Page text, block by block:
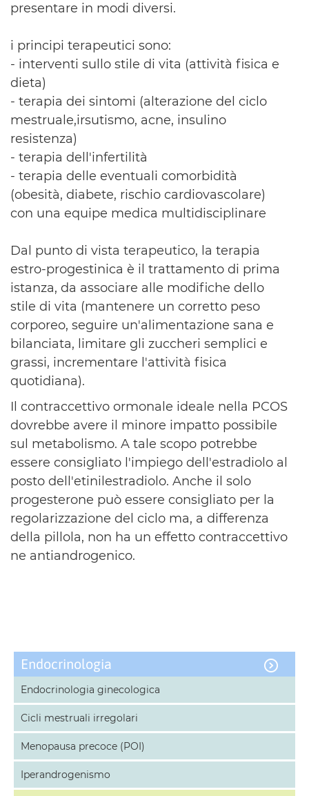
Endocrinologia
Endocrinologia ginecologica
Cicli mestruali irregolari
Menopausa precoce (POI)
Iperandrogenismo
presentare in modi diversi.
i principi terapeutici sono:
- interventi sullo stile di vita (attività fisica e
dieta)
- terapia dei sintomi (alterazione del ciclo
mestruale,irsutismo, acne, insulino
resistenza)
- terapia dell'infertilità
- terapia delle eventuali comorbidità
(obesità, diabete, rischio cardiovascolare)
con una equipe medica multidisciplinare
Dal punto di vista terapeutico, la terapia
estro-progestinica è il trattamento di prima
istanza, da associare alle modifiche dello
stile di vita (mantenere un corretto peso
corporeo, seguire un'alimentazione sana e
bilanciata, limitare gli zuccheri semplici e
grassi, incrementare l'attività fisica
quotidiana).
Il contraccettivo ormonale ideale nella PCOS
dovrebbe avere il minore impatto possibile
sul metabolismo. A tale scopo potrebbe
essere consigliato l'impiego dell'estradiolo al
posto dell'etinilestradiolo. Anche il solo
progesterone può essere consigliato per la
regolarizzazione del ciclo ma, a differenza
della pillola, non ha un effetto contraccettivo
ne antiandrogenico.